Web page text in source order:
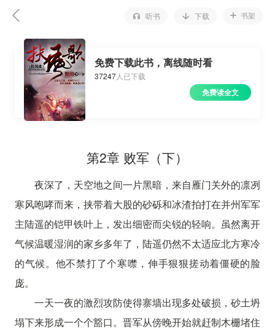
听书 下载 书架
免费下载此书，离线随时看
37247人已下载
免费读全文
第2章 败军（下）
夜深了，天空地之间一片黑暗，来自雁门关外的凛冽
寒风咆哮而来，挟带着大股的砂砾和冰渣拍打在并州军军
主陆遥的铠甲铁叶上，发出细密而尖锐的轻响。虽然离开
气候温暖湿润的家乡多年了，陆遥仍然不太适应北方寒冷
的气候。他不禁打了个寒噤，伸手狠狠搓动着僵硬的脸
庞。
一天一夜的激烈攻防使得寨墙出现多处破损，砂土坍
塌下来形成一个个豁口。晋军从傍晚开始就赶制木栅堵住